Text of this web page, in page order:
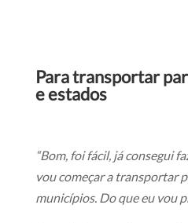
Para transportar
e estados
“Bom, foi fácil, já consegui
vou começar a transportar
municípios. Do que eu vou